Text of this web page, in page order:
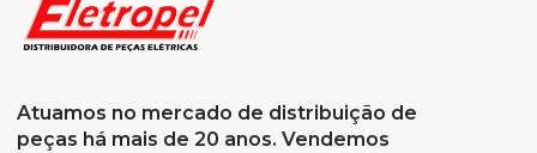
Atuamos no mercado de distribuição de
peças há mais de 20 anos. Vendemos